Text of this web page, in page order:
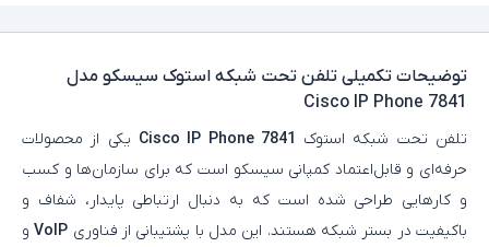
توضیحات تکمیلی تلفن تحت شبکه استوک سیسکو مدل
Cisco IP Phone 7841
تلفن تحت شبکه استوک Cisco IP Phone 7841 یکی از محصولات
حرفه‌ای و قابل‌اعتماد کمپانی سیسکو است که برای سازمان‌ها و کسب‌
و کارهایی طراحی شده است که به دنبال ارتباطی پایدار، شفاف و
باکیفیت در بستر شبکه هستند. این مدل با پشتیبانی از فناوری VoIPو